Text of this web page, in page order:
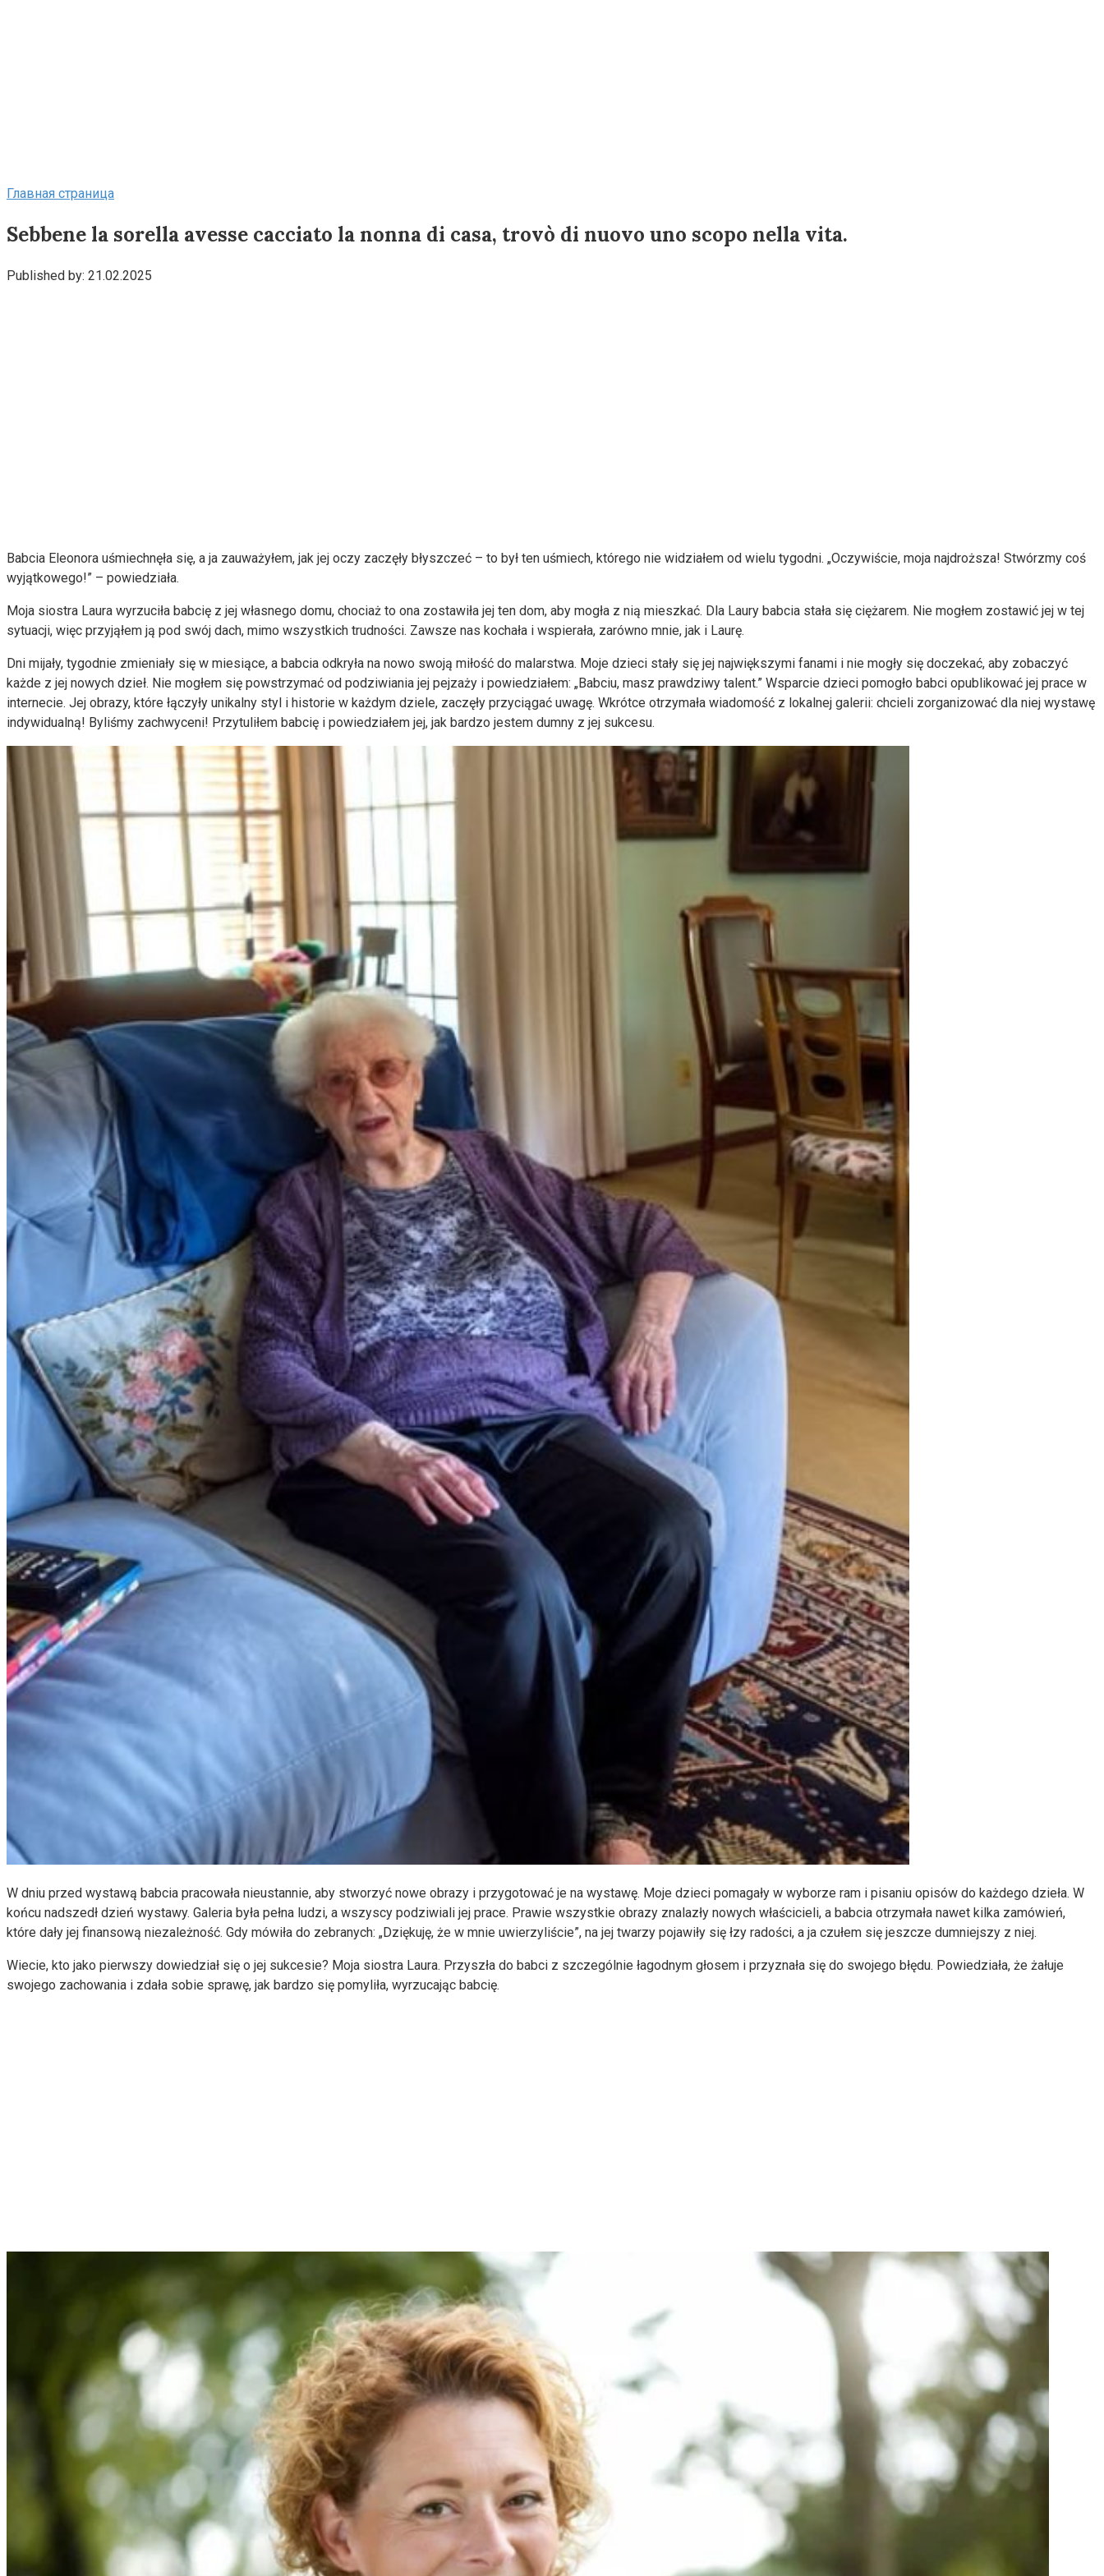
Главная страница
Sebbene la sorella avesse cacciato la nonna di casa, trovò di nuovo uno scopo nella vita.
Published by: 21.02.2025
Babcia Eleonora uśmiechnęła się, a ja zauważyłem, jak jej oczy zaczęły błyszczeć – to był ten uśmiech, którego nie widziałem od wielu tygodni. „Oczywiście, moja najdroższa! Stwórzmy coś
wyjątkowego!” – powiedziała.
Moja siostra Laura wyrzuciła babcię z jej własnego domu, chociaż to ona zostawiła jej ten dom, aby mogła z nią mieszkać. Dla Laury babcia stała się ciężarem. Nie mogłem zostawić jej w tej
sytuacji, więc przyjąłem ją pod swój dach, mimo wszystkich trudności. Zawsze nas kochała i wspierała, zarówno mnie, jak i Laurę.
Dni mijały, tygodnie zmieniały się w miesiące, a babcia odkryła na nowo swoją miłość do malarstwa. Moje dzieci stały się jej największymi fanami i nie mogły się doczekać, aby zobaczyć
każde z jej nowych dzieł. Nie mogłem się powstrzymać od podziwiania jej pejzaży i powiedziałem: „Babciu, masz prawdziwy talent.” Wsparcie dzieci pomogło babci opublikować jej prace w
internecie. Jej obrazy, które łączyły unikalny styl i historie w każdym dziele, zaczęły przyciągać uwagę. Wkrótce otrzymała wiadomość z lokalnej galerii: chcieli zorganizować dla niej wystawę
indywidualną! Byliśmy zachwyceni! Przytuliłem babcię i powiedziałem jej, jak bardzo jestem dumny z jej sukcesu.
W dniu przed wystawą babcia pracowała nieustannie, aby stworzyć nowe obrazy i przygotować je na wystawę. Moje dzieci pomagały w wyborze ram i pisaniu opisów do każdego dzieła. W
końcu nadszedł dzień wystawy. Galeria była pełna ludzi, a wszyscy podziwiali jej prace. Prawie wszystkie obrazy znalazły nowych właścicieli, a babcia otrzymała nawet kilka zamówień,
które dały jej finansową niezależność. Gdy mówiła do zebranych: „Dziękuję, że w mnie uwierzyliście”, na jej twarzy pojawiły się łzy radości, a ja czułem się jeszcze dumniejszy z niej.
Wiecie, kto jako pierwszy dowiedział się o jej sukcesie? Moja siostra Laura. Przyszła do babci z szczególnie łagodnym głosem i przyznała się do swojego błędu. Powiedziała, że żałuje
swojego zachowania i zdała sobie sprawę, jak bardzo się pomyliła, wyrzucając babcię.